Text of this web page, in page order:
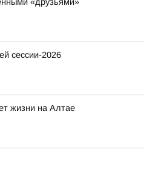
сессии-2026
жизни на Алтае